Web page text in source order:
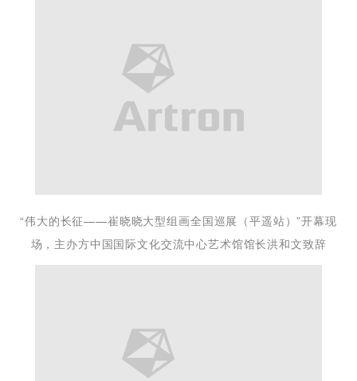
“伟大的长征——崔晓晓大型组画全国巡展（平遥站）”开幕现
场，主办方中国国际文化交流中心艺术馆馆长洪和文致辞